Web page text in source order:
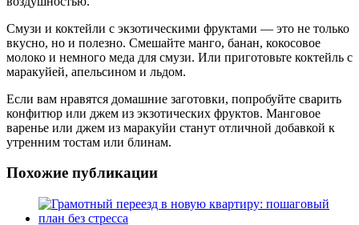
Смузи и коктейли с экзотическими фруктами — это не только
вкусно, но и полезно. Смешайте манго, банан, кокосовое
молоко и немного меда для смузи. Или приготовьте коктейль с
маракуйей, апельсином и льдом.
Если вам нравятся домашние заготовки, попробуйте сварить
конфитюр или джем из экзотических фруктов. Манговое
варенье или джем из маракуйи станут отличной добавкой к
утренним тостам или блинам.
Похожие публикации